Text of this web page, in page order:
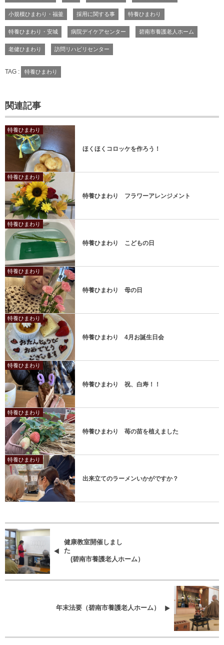
小規模ひまわり・福釜 採用に関する事 特養ひまわり
特養ひまわり・安城 病院デイケアセンター 碧南市養護老人ホーム
老健ひまわり 訪問リハビリセンター
TAG : 特養ひまわり
関連記事
特養ひまわり
ほくほくコロッケを作ろう！
特養ひまわり
特養ひまわり フラワーアレンジメント
特養ひまわり
特養ひまわり こどもの日
特養ひまわり
特養ひまわり 母の日
特養ひまわり
特養ひまわり 4月お誕生日会
特養ひまわり
特養ひまわり 祝、白寿！！
特養ひまわり
特養ひまわり 苺の苗を植えました
特養ひまわり
出来立てのラーメンいかがですか？
健康教室開催しまし
た
(碧南市養護老人ホーム）
年末法要（碧南市養護老人ホーム）